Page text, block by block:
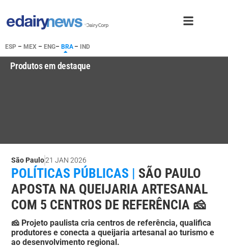
ESP – MEX – ENG– BRA– IND
Produtos em destaque
São Paulo21 JAN 2026
POLÍTICAS PÚBLICAS | SÃO PAULO
APOSTA NA QUEIJARIA ARTESANAL
COM 5 CENTROS DE REFERÊNCIA 🧀
🧀 Projeto paulista cria centros de referência, qualifica
produtores e conecta a queijaria artesanal ao turismo e
ao desenvolvimento regional.